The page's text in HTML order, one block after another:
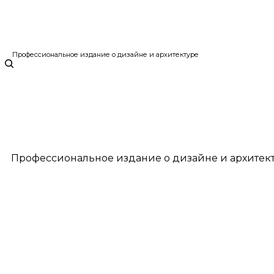
Профессиональное издание о дизайне и архитектуре
Профессиональное издание о дизайне и